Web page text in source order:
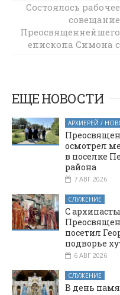
Поздравление с
избранием на
должность
Главы
области Татьяне
Васильевне
Юшковской
Состоялось рабочее
совещание
Преосвященнейшего
епископа Симона с
святых Шахтинской
епархии
ЕЩЕ НОВОСТИ
АРХИЕРЕЙ /
осмотрел
в поселке
района
7 АВГ 2026
СЛУЖЕНИЕ
С
посетил
подворье
6 АВГ 2026
СЛУЖЕНИЕ
В день